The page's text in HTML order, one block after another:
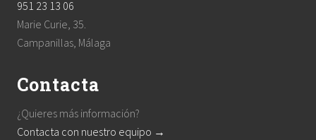
951 23 13 06
Marie Curie, 35.
Campanillas, Málaga
Contacta
¿Quieres más información?
Contacta con nuestro equipo →